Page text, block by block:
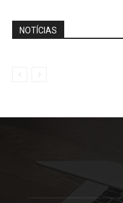
NOTÍCIAS